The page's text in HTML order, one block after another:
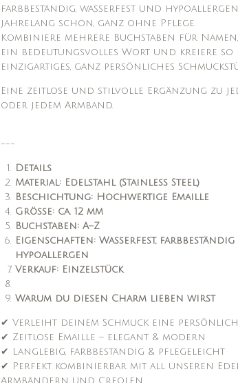
farbbeständig, wasserfest und
jahrelang schön, ganz ohne Pflege.
Kombiniere mehrere Buchstaben für
ein bedeutungsvolles Wort und kreiere so
einzigartiges, ganz persönliches
Eine zeitlose und stilvolle Ergänzung zu
oder jedem Armband.
---
Details
Material: Edelstahl (Stainless Steel)
Beschichtung: Hochwertige Emaille
Größe: ca. 12 mm
Buchstaben: A–Z
Eigenschaften: Wasserfest, farbbeständig
hypoallergen
Verkauf: Einzelstück
Warum du diesen Charm lieben wirst
✔ Verleiht deinem Schmuck eine
✔ Zeitlose Emaille – elegant & modern
✔ Langlebig, farbbeständig & pflegeleicht
✔ Perfekt kombinierbar mit all unseren
Armbändern und Creolen